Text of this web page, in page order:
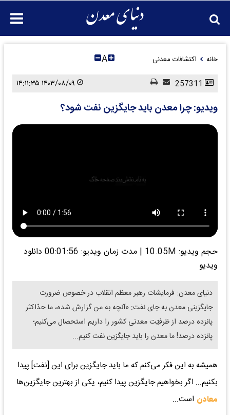
خانه اکتشافات معدنی A
ویدیو: چرا معدن باید جایگزین نفت شود؟
حجم ویدیو: 10.05M | مدت زمان ویدیو: 00:01:56
دانلود
ویدیو
دنیای معدن: فرمایشات رهبر معظم انقلاب در خصوص ضرورت
جایگزینی معدن به جای نفت: «آنچه به من گزارش شده، ما حدّاکثر
پانزده درصد از ظرفیّت معدنی کشور را داریم استحصال می‌کنیم؛
پانزده درصد! ما معدن را باید جایگزین نفت کنیم...
همیشه به این فکر می‌کنم که ما باید جایگزین برای این [نفت] پیدا
بکنیم... اگر بخواهیم جایگزین پیدا کنیم، یکی از بهترین جایگزین‌ها
معادن است...